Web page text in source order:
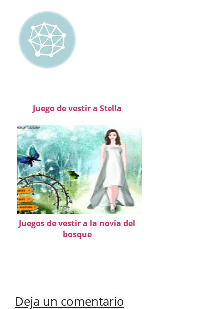
Juego de vestir a Stella
Juegos de vestir a la novia del
bosque
Deja un comentario